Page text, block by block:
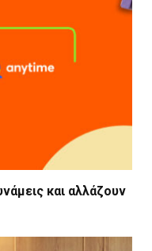
και αλλάζουν